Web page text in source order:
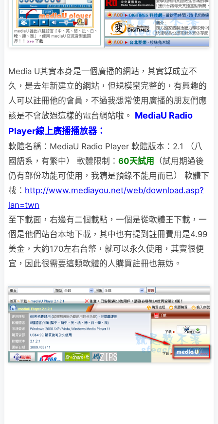
Media U其實本身是一個廣播的網站，其實算成立不
久，是去年新建立的網站，但規模蠻完整的，有興趣的
人可以註冊他的會員，不過我想常使用廣播的朋友們應
該是不會放過這樣的電台網站啦。 MediaU Radio
Player線上廣播播放器：
軟體名稱：MediaU Radio Player 軟體版本：2.1 （八
國語系，有繁中）
軟體限制： 60天試用
（試用期過後
仍有部份功能可使用，我猜是預錄不能用而已） 軟體下
載： http://www.mediayou.net/web/download.asp?
lan=twn
至下載面，右邊有二個載點，一個是從軟體王下載，一
個是他們站台本地下載，其中也有提到註冊費用是4.99
美金，大約170左右台幣，就可以永久使用，其實很便
宜，因此很需要這類軟體的人購買註冊也無妨。